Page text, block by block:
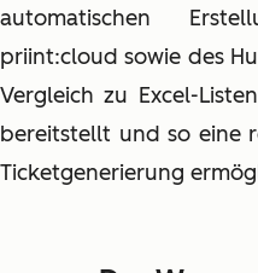
automatischen
priint:cloud sowie des
Vergleich zu Excel-
bereitstellt und so eine
Ticketgenerierung